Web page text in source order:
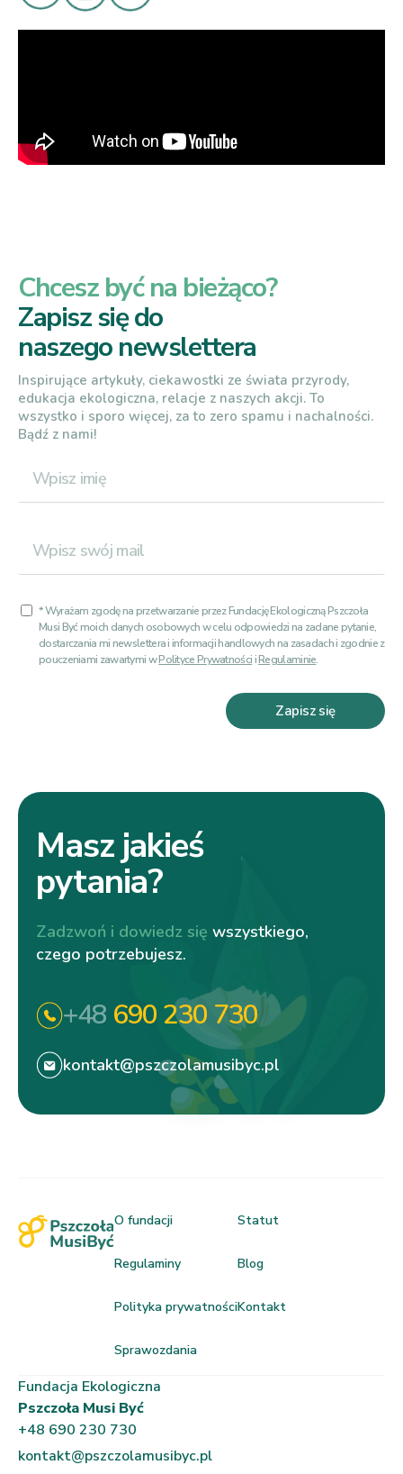
Chcesz być na bieżąco?
Zapisz się do
naszego newslettera
Inspirujące artykuły, ciekawostki ze świata przyrody,
edukacja ekologiczna, relacje z naszych akcji. To
wszystko i sporo więcej, za to zero spamu i nachalności.
Bądź z nami!
* Wyrażam zgodę na przetwarzanie przez Fundację Ekologiczną Pszczoła
Musi Być moich danych osobowych w celu odpowiedzi na zadane pytanie,
dostarczania mi newslettera i informacji handlowych na zasadach i zgodnie z
pouczeniami zawartymi wPolityce PrywatnościiRegulaminie.
Zapisz się
Masz jakieś
pytania?
Zadzwoń i dowiedz się wszystkiego,
czego potrzebujesz.
+48 690 230 730
kontakt@pszczolamusibyc.pl
O fundacji
Regulaminy
Polityka prywatności
Sprawozdania
Statut
Blog
Kontakt
Fundacja Ekologiczna
Pszczoła Musi Być
+48 690 230 730
kontakt@pszczolamusibyc.pl